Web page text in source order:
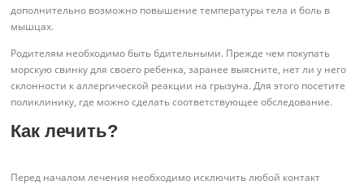
дополнительно возможно повышение температуры тела и боль в
мышцах.
Родителям необходимо быть бдительными. Прежде чем покупать
морскую свинку для своего ребенка, заранее выясните, нет ли у него
склонности к аллергической реакции на грызуна. Для этого посетите
поликлинику, где можно сделать соответствующее обследование.
Как лечить?
Перед началом лечения необходимо исключить любой контакт